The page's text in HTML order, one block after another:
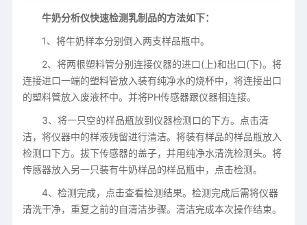
牛奶分析仪快速检测乳制品的方法如下：
1、将牛奶样本分别倒入两支样品瓶中。
2、将两根塑料管分别连接仪器的进口(上)和出口(下)。将
连接进口一端的塑料管放入装有纯净水的烧杯中，将连接出口
的塑料管放入废液杯中。并将PH传感器跟仪器相连接。
3、将一只空的样品瓶放到仪器检测口的下方。点击清
洁，将仪器中的样液残留进行清洁。将装有样品的样品瓶放入
检测口下方。拔下传感器的盖子，并用纯净水清洗检测头。将
传感器放入另一只装有牛奶样品的样品瓶中，点击检测。
4、检测完成，点击查看检测结果。检测完成后需将仪器
清洗干净，重复之前的自清洁步骤。清洁完成本次操作结束。